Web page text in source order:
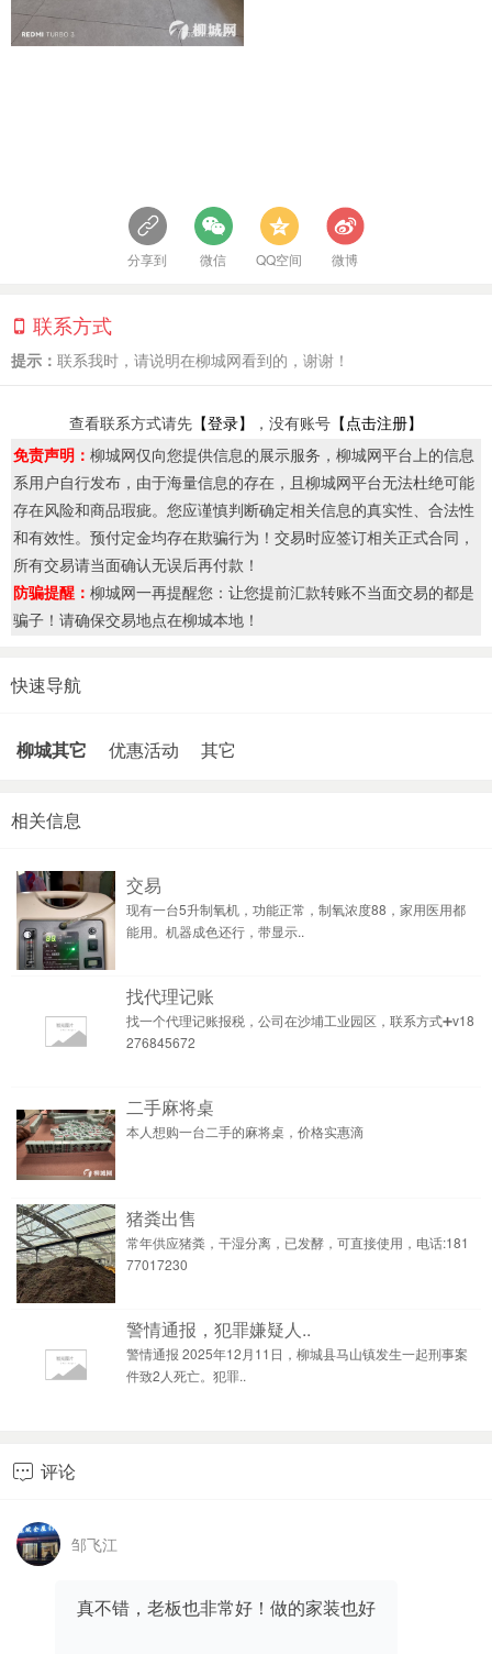
分享到 微信 QQ空间 微博
联系方式
提示： 联系我时，请说明在柳城网看到的，谢谢！
查看联系方式请先 【登录】 ，没有账号 【点击注册】
免责声明： 柳城网仅向您提供信息的展示服务，柳城网平台上的信息
系用户自行发布，由于海量信息的存在，且柳城网平台无法杜绝可能
存在风险和商品瑕疵。您应谨慎判断确定相关信息的真实性、合法性
和有效性。预付定金均存在欺骗行为！交易时应签订相关正式合同，
所有交易请当面确认无误后再付款！
防骗提醒： 柳城网一再提醒您：让您提前汇款转账不当面交易的都是
骗子！请确保交易地点在柳城本地！
快速导航
柳城其它 优惠活动 其它
相关信息
交易
现有一台5升制氧机，功能正常，制氧浓度88，家用医用都
能用。机器成色还行，带显示..
找代理记账
找一个代理记账报税，公司在沙埔工业园区，联系方式➕v18
276845672
二手麻将桌
本人想购一台二手的麻将桌，价格实惠滴
猪粪出售
常年供应猪粪，干湿分离，已发酵，可直接使用，电话:181
77017230
警情通报，犯罪嫌疑人..
警情通报 2025年12月11日，柳城县马山镇发生一起刑事案
件致2人死亡。犯罪..
 评论
邹飞江
真不错，老板也非常好！做的家装也好